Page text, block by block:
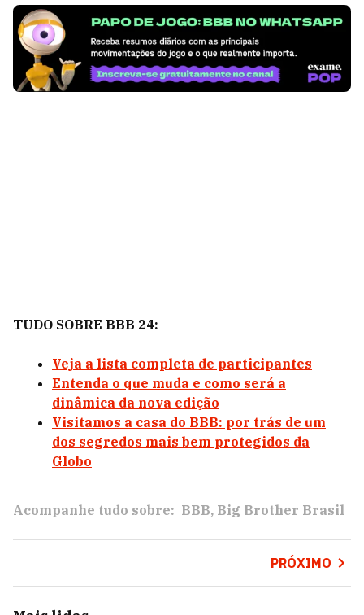
TUDO SOBRE BBB 24:
Veja a lista completa de participantes
Entenda o que muda e como será a
dinâmica da nova edição
Visitamos a casa do BBB: por trás de um
dos segredos mais bem protegidos da
Globo
Acompanhe tudo sobre: BBB Big Brother Brasil
PRÓXIMO